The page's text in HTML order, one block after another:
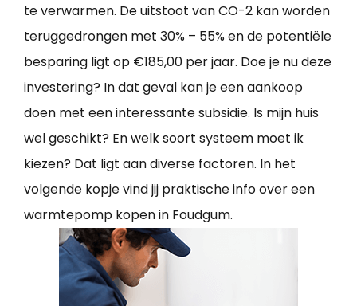
te verwarmen. De uitstoot van CO-2 kan worden
teruggedrongen met 30% – 55% en de potentiële
besparing ligt op €185,00 per jaar. Doe je nu deze
investering? In dat geval kan je een aankoop
doen met een interessante subsidie. Is mijn huis
wel geschikt? En welk soort systeem moet ik
kiezen? Dat ligt aan diverse factoren. In het
volgende kopje vind jij praktische info over een
warmtepomp kopen in Foudgum.